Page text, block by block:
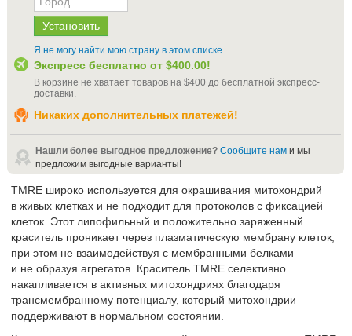
Я не могу найти мою страну в этом списке
Экспресс бесплатно от $400.00!
В корзине не хватает товаров на $400 до бесплатной экспресс-
доставки
Никаких дополнительных платежей!
Нашли более выгодное предложение? Сообщите нам и мы
предложим выгодные варианты!
TMRE широко используется для окрашивания митохондрий
в живых клетках и не подходит для протоколов с фиксацией
клеток. Этот липофильный и положительно заряженный
краситель проникает через плазматическую мембрану клеток,
при этом не взаимодействуя с мембранными белками
и не образуя агрегатов. Краситель TMRE селективно
накапливается в активных митохондриях благодаря
трансмембранному потенциалу, который митохондрии
поддерживают в нормальном состоянии.